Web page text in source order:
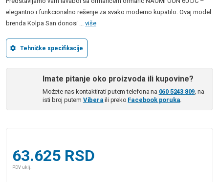
elegantno i funkcionalno rešenje za svako moderno kupatilo. Ovaj model
brenda Kolpa San donosi ... više
Tehničke specifikacije
Imate pitanje oko proizvoda ili kupovine?
Možete nas kontaktirati putem telefona na 060 5243 809, na
isti broj putem Vibera ili preko Facebook poruka.
63.625 RSD
PDV uklj.